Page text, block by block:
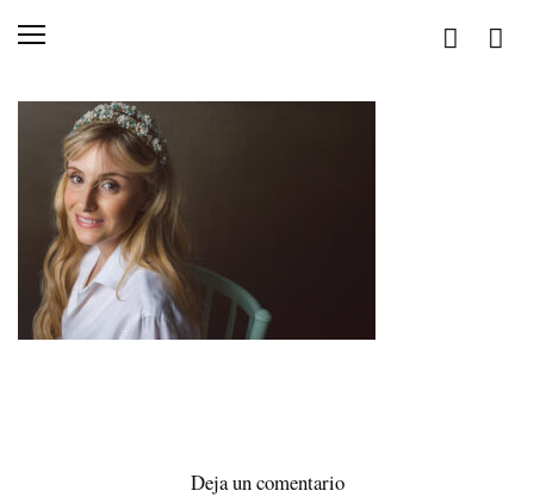
Deja un comentario